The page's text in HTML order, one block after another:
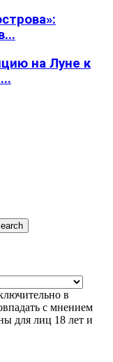
на Луне к
в
с мнением
для лиц 18 лет и